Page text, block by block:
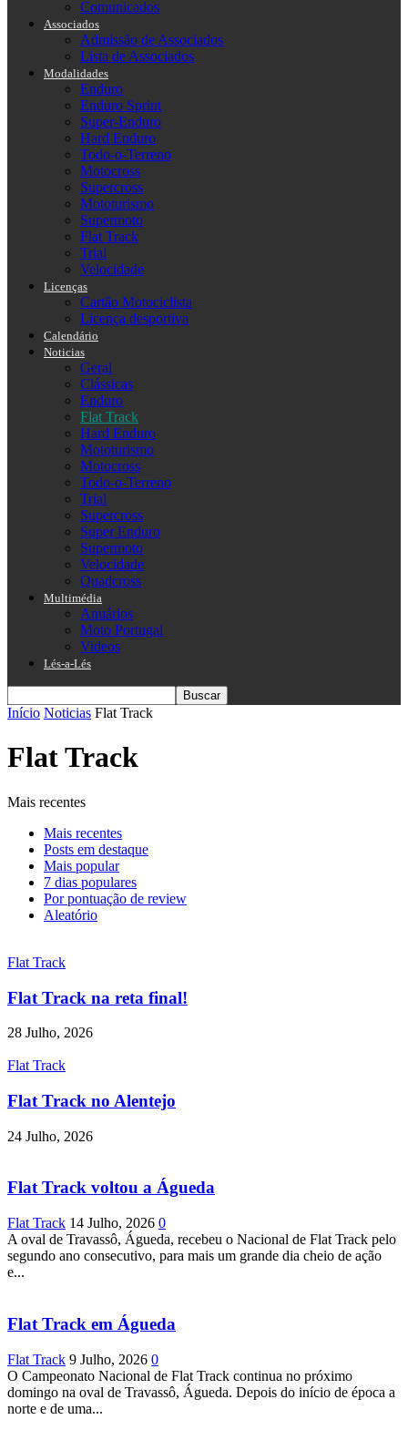
Comunicados
Associados
Admissão de Associados
Lista de Associados
Modalidades
Enduro
Enduro Sprint
Super-Enduro
Hard Enduro
Todo-o-Terreno
Motocross
Supercross
Mototurismo
Supermoto
Flat Track
Trial
Velocidade
Licenças
Cartão Motociclista
Licença desportiva
Calendário
Noticias
Geral
Clássicas
Enduro
Flat Track
Hard Enduro
Mototurismo
Motocross
Todo-o-Terreno
Trial
Supercross
Super Enduro
Supermoto
Velocidade
Quadcross
Multimédia
Anuários
Moto Portugal
Videos
Lés-a-Lés
Início Noticias Flat Track
Flat Track
Mais recentes
Mais recentes
Posts em destaque
Mais popular
7 dias populares
Por pontuação de review
Aleatório
Flat Track
Flat Track na reta final!
28 Julho, 2026
Flat Track
Flat Track no Alentejo
24 Julho, 2026
Flat Track voltou a Águeda
Flat Track 14 Julho, 2026 0
A oval de Travassô, Águeda, recebeu o Nacional de Flat Track pelo
segundo ano consecutivo, para mais um grande dia cheio de ação
e...
Flat Track em Águeda
Flat Track 9 Julho, 2026 0
O Campeonato Nacional de Flat Track continua no próximo
domingo na oval de Travassô, Águeda. Depois do início de época a
norte e de uma...